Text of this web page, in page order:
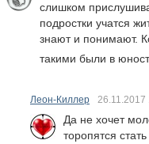
слишком
подростки учатся
знают и понимают.
такими были в
Леон-Киллер 26.11.2017
Да не хочет
торопятся